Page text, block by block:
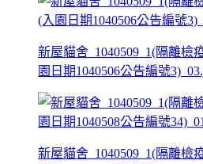
新屋貓舍_1040509_1(隔離檢
園日期1040506公告編號
新屋貓舍_1040509_1(隔離檢